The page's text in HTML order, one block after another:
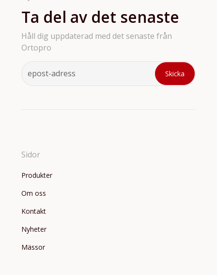
Ta del av det senaste
Håll dig uppdaterad med det senaste från
Ortopro
Sidor
Produkter
Om oss
Kontakt
Nyheter
Mässor